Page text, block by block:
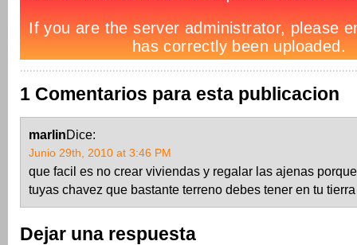
1 Comentarios para esta publicacion
marlinDice:
Junio 29th, 2010 at 3:46 PM
que facil es no crear viviendas y regalar las ajenas
tuyas chavez que bastante terreno debes tener en tu
Dejar una respuesta